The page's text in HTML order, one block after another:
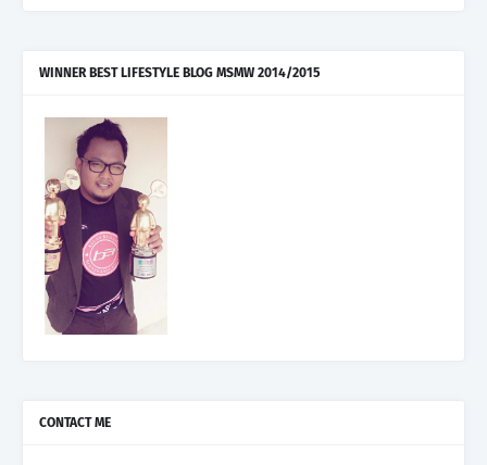
WINNER BEST LIFESTYLE BLOG MSMW 2014/2015
CONTACT ME